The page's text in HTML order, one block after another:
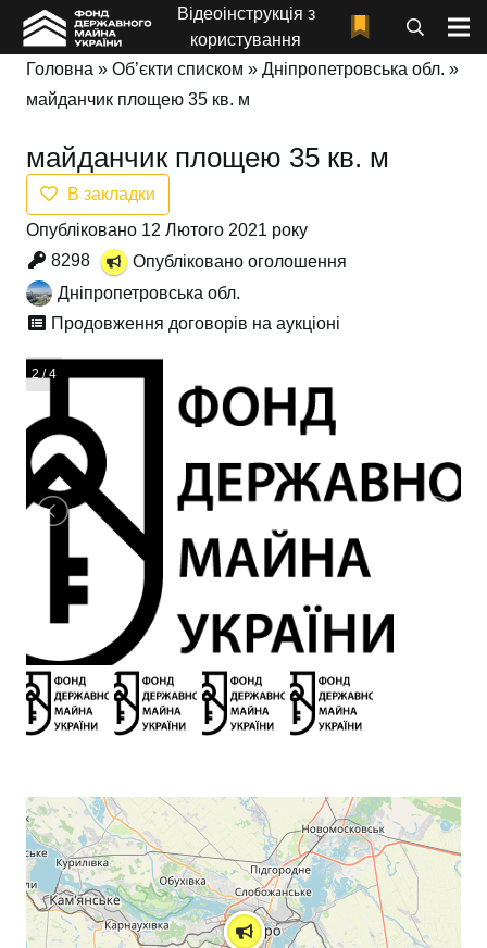
Відеоінструкція з
користування
Головна » Об’єкти списком » Дніпропетровська обл. »
майданчик площею 35 кв. м
майданчик площею 35 кв. м
В закладки
Опубліковано 12 Лютого 2021 року
8298
Опубліковано оголошення
Дніпропетровська обл.
Продовження договорів на аукціоні
2 / 4